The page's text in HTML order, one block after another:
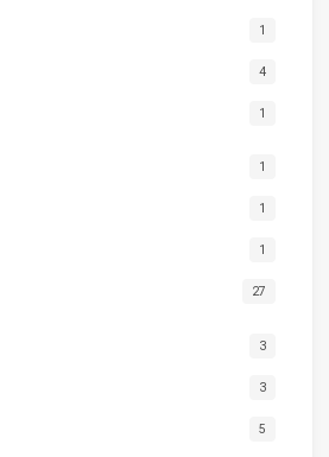
1
4
1
1
1
1
27
3
3
5